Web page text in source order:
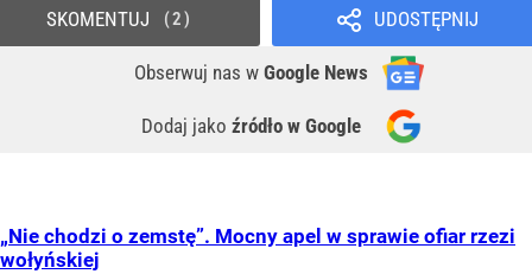
UDOSTĘPNIJ
Obserwuj nas w Google News
Dodaj jako źródło w Google
SKOMENTUJ 2
„Nie chodzi o zemstę”. Mocny apel w sprawie ofiar rzezi
wołyńskiej